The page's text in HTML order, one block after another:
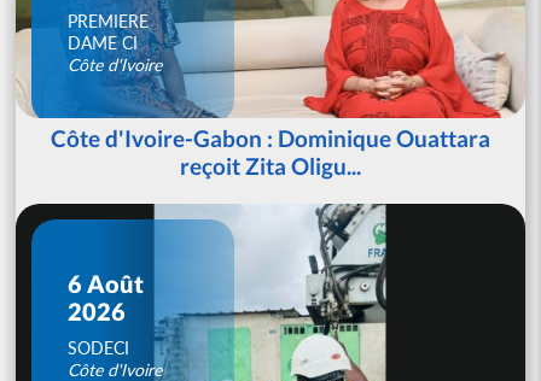
PREMIERE
DAME CI
Côte d'Ivoire
Côte d'Ivoire-Gabon : Dominique Ouattara
reçoit Zita Oligu...
6 Août
2026
SODECI
Côte d'Ivoire